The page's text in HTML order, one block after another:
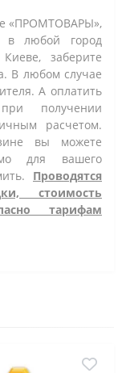
«ПРОМТОВАРЫ»,
в любой город
заберите
В любом случае
А оплатить
получении
расчетом.
вы можете
для вашего
Проводятся
стоимость
тарифам